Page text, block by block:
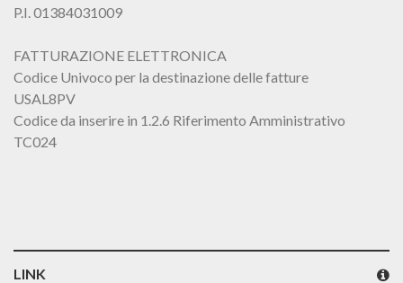
P.I. 01384031009
FATTURAZIONE ELETTRONICA
Codice Univoco per la destinazione delle fatture
USAL8PV
Codice da inserire in 1.2.6 Riferimento Amministrativo
TC024
LINK